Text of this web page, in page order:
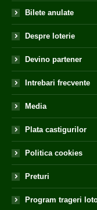
Bilete anulate
Despre loterie
Devino partener
Intrebari frecvente
Media
Plata castigurilor
Politica cookies
Preturi
Program trageri